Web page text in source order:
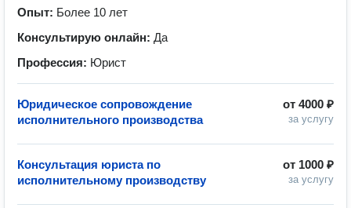
Опыт: Более 10 лет
Консультирую онлайн: Да
Профессия: Юрист
от 4000 ₽
за услугу
Юридическое сопровождение
исполнительного производства
от 1000 ₽
за услугу
Консультация юриста по
исполнительному производству